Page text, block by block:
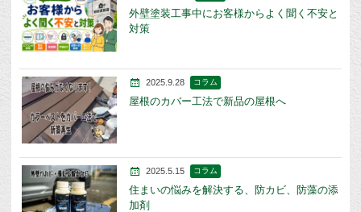
外壁塗装工事中にお客様からよく聞く不安と
対策
2025.9.28 コラム
屋根のカバー工法で新品の屋根へ
2025.5.15 コラム
住まいの悩みを解決する、防カビ、防藻の添
加剤